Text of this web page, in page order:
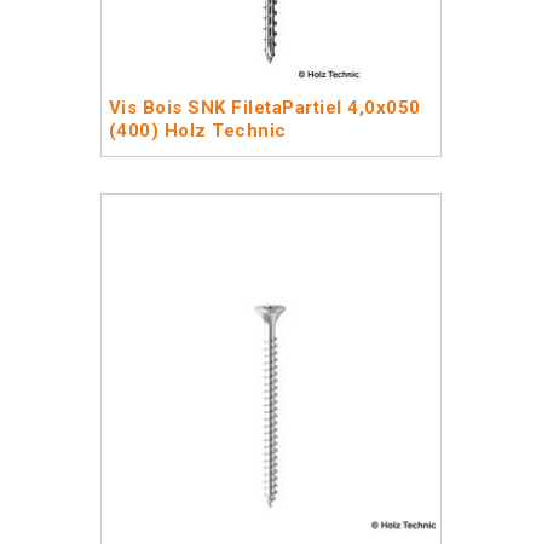
Vis Bois SNK FiletaPartiel 4,0x050
(400) Holz Technic